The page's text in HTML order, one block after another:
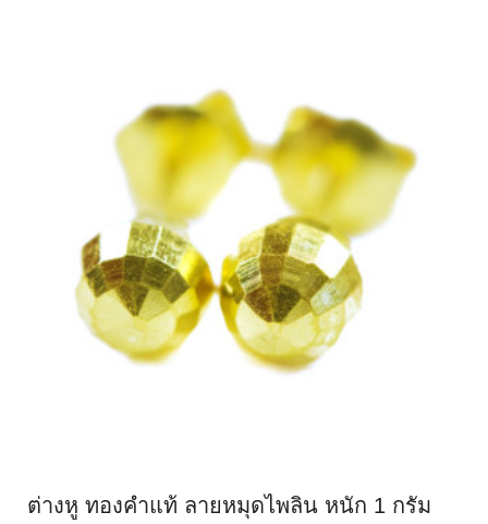
ต่างหู ทองคำแท้ ลายหมุดไพลิน หนัก 1 กรัม